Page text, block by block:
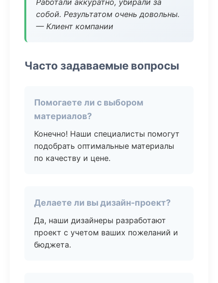
Работали аккуратно, убирали за
собой. Результатом очень довольны.
— Клиент компании
Часто задаваемые вопросы
Помогаете ли с выбором
материалов?
Конечно! Наши специалисты помогут
подобрать оптимальные материалы
по качеству и цене.
Делаете ли вы дизайн-проект?
Да, наши дизайнеры разработают
проект с учетом ваших пожеланий и
бюджета.